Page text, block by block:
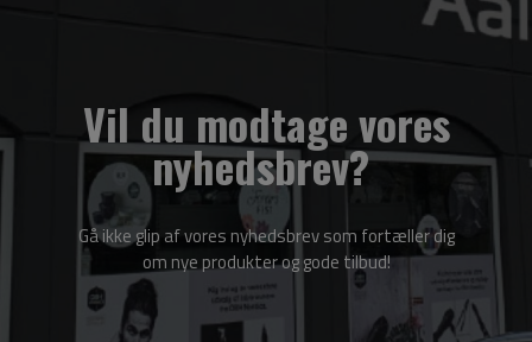
Vil du modtage vores
nyhedsbrev?
Gå ikke glip af vores nyhedsbrev som fortæller dig
om nye produkter og gode tilbud!